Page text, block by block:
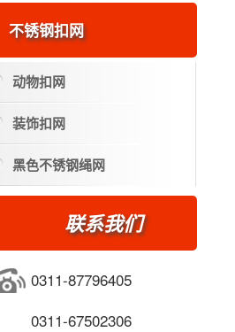
不锈钢扣网
动物扣网
装饰扣网
黑色不锈钢绳网
联系我们
0311-87796405
0311-67502306